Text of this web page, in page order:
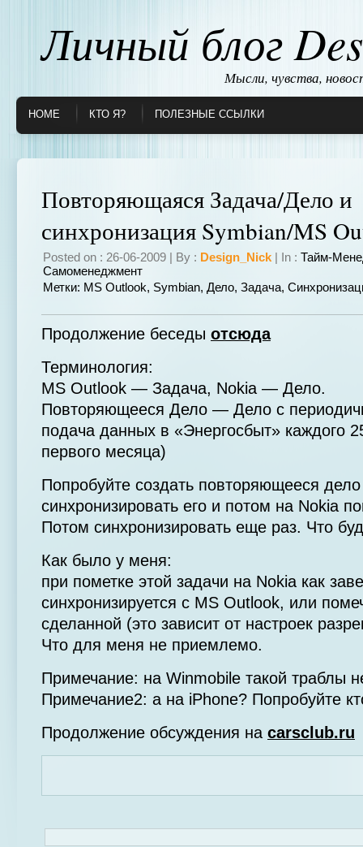
Личный блог
Мысли, чувства,
HOME КТО Я? ПОЛЕЗНЫЕ ССЫЛКИ
Повторяющаяся Задача/Дело и
синхронизация Symbian/MS
Posted on : 26-06-2009 | By : Design_Nick | In : Тайм-
Самоменеджмент
Метки: MS Outlook, Symbian, Дело, Задача,
Продолжение беседы отсюда
Терминология:
MS Outlook — Задача, Nokia — Дело.
Повторяющееся Дело — Дело с
подача данных в «Энергосбыт» каждого
первого месяца)
Попробуйте создать повторяющееся
синхронизировать его и потом на Nokia
Потом синхронизировать еще раз. Что
Как было у меня:
при пометке этой задачи на Nokia как
синхронизируется с MS Outlook, или
сделанной (это зависит от настроек
Что для меня не приемлемо.
Примечание: на Winmobile такой траблы
Примечание2: а на iPhone? Попробуйте
Продолжение обсуждения на carsclub.ru